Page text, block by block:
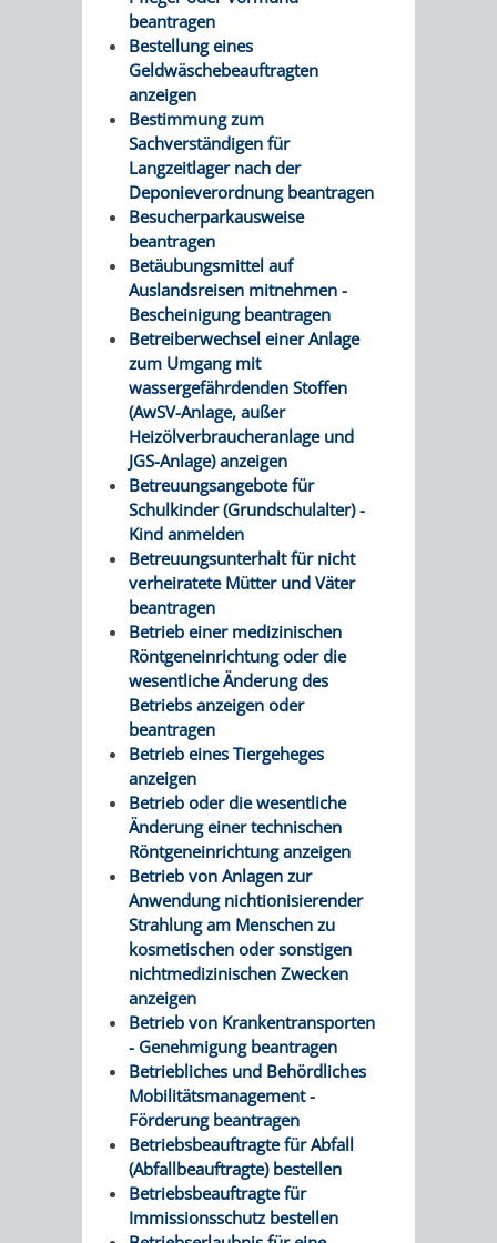
beantragen
Bestellung eines
Geldwäschebeauftragten
anzeigen
Bestimmung zum
Sachverständigen für
Langzeitlager nach der
Deponieverordnung beantragen
Besucherparkausweise
beantragen
Betäubungsmittel auf
Auslandsreisen mitnehmen -
Bescheinigung beantragen
Betreiberwechsel einer Anlage
zum Umgang mit
wassergefährdenden Stoffen
(AwSV-Anlage, außer
Heizölverbraucheranlage und
JGS-Anlage) anzeigen
Betreuungsangebote für
Schulkinder (Grundschulalter) -
Kind anmelden
Betreuungsunterhalt für nicht
verheiratete Mütter und Väter
beantragen
Betrieb einer medizinischen
Röntgeneinrichtung oder die
wesentliche Änderung des
Betriebs anzeigen oder
beantragen
Betrieb eines Tiergeheges
anzeigen
Betrieb oder die wesentliche
Änderung einer technischen
Röntgeneinrichtung anzeigen
Betrieb von Anlagen zur
Anwendung nichtionisierender
Strahlung am Menschen zu
kosmetischen oder sonstigen
nichtmedizinischen Zwecken
anzeigen
Betrieb von Krankentransporten
- Genehmigung beantragen
Betriebliches und Behördliches
Mobilitätsmanagement -
Förderung beantragen
Betriebsbeauftragte für Abfall
(Abfallbeauftragte) bestellen
Betriebsbeauftragte für
Immissionsschutz bestellen